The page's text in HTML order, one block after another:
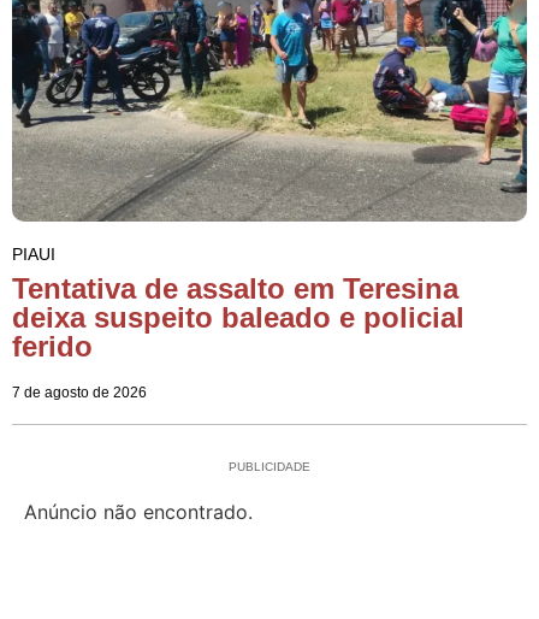
PIAUI
Tentativa de assalto em Teresina
deixa suspeito baleado e policial
ferido
7 de agosto de 2026
PUBLICIDADE
Anúncio não encontrado.